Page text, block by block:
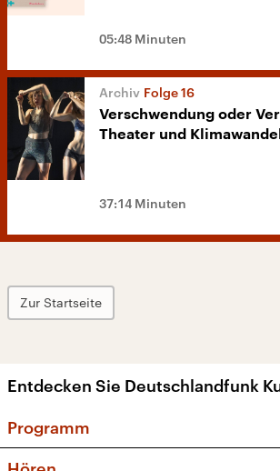
05:48 Minuten
Folge 16
Verschwendung oder
Theater und Klimawandel
37:14 Minuten
Zur Startseite
Entdecken Sie Deutschlandfunk
Programm